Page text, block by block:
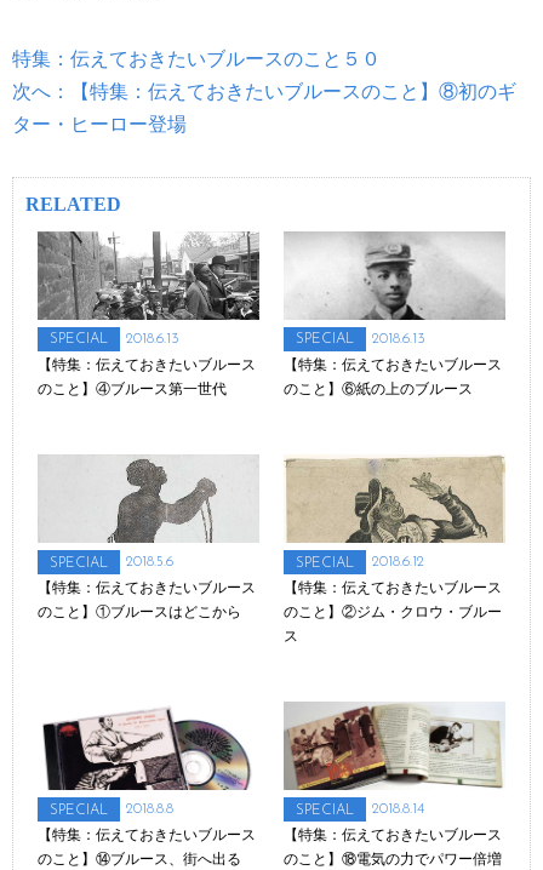
特集：伝えておきたいブルースのこと５０
次へ：【特集：伝えておきたいブルースのこと】⑧初のギ
ター・ヒーロー登場
RELATED
SPECIAL 2018.6.13
【特集：伝えておきたいブルース
のこと】④ブルース第一世代
SPECIAL 2018.6.13
【特集：伝えておきたいブルース
のこと】⑥紙の上のブルース
SPECIAL 2018.5.6
【特集：伝えておきたいブルース
のこと】①ブルースはどこから
SPECIAL 2018.6.12
【特集：伝えておきたいブルース
のこと】②ジム・クロウ・ブルー
ス
SPECIAL 2018.8.8
【特集：伝えておきたいブルース
のこと】⑭ブルース、街へ出る
SPECIAL 2018.8.14
【特集：伝えておきたいブルース
のこと】⑱電気の力でパワー倍増